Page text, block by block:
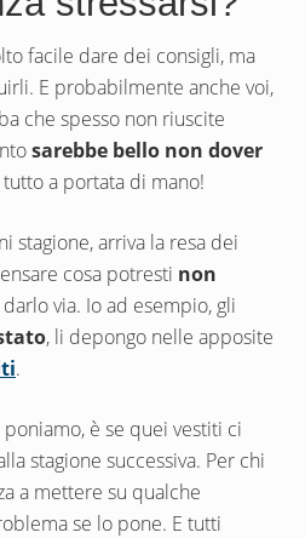
facile dare dei consigli, ma
E probabilmente anche voi,
che spesso non riuscite
sarebbe bello non dover
tutto a portata di mano!
stagione, arriva la resa dei
cosa potresti non
via. Io ad esempio, gli
, li depongo nelle apposite
.
è se quei vestiti ci
stagione successiva. Per chi
a mettere su qualche
se lo pone. E tutti